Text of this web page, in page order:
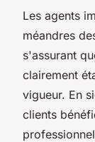
Les agents
méandres
s'assurant
clairement
vigueur. En
clients